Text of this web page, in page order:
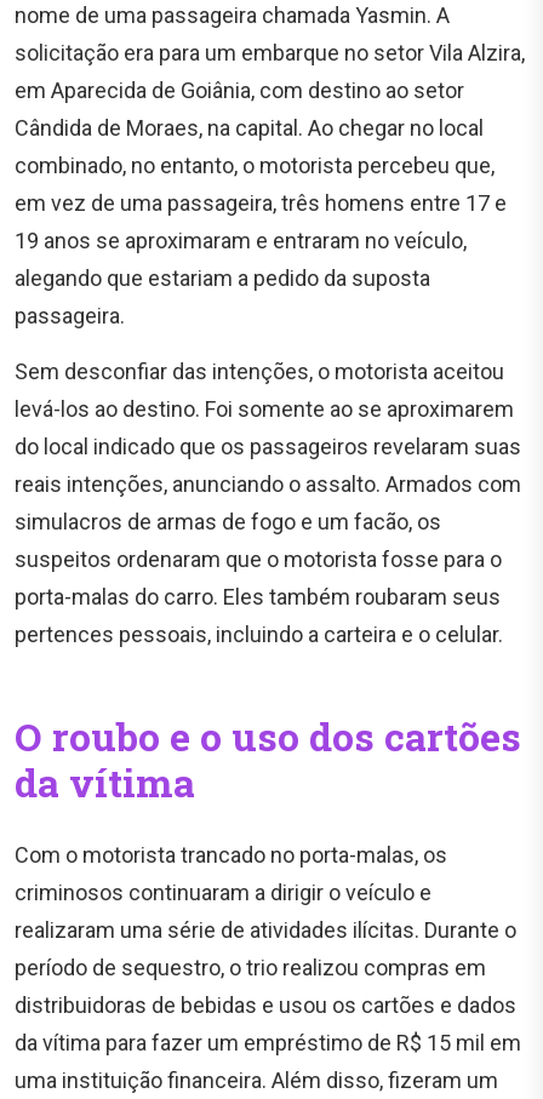
nome de uma passageira chamada Yasmin. A
solicitação era para um embarque no setor Vila Alzira,
em Aparecida de Goiânia, com destino ao setor
Cândida de Moraes, na capital. Ao chegar no local
combinado, no entanto, o motorista percebeu que,
em vez de uma passageira, três homens entre 17 e
19 anos se aproximaram e entraram no veículo,
alegando que estariam a pedido da suposta
passageira.
Sem desconfiar das intenções, o motorista aceitou
levá-los ao destino. Foi somente ao se aproximarem
do local indicado que os passageiros revelaram suas
reais intenções, anunciando o assalto. Armados com
simulacros de armas de fogo e um facão, os
suspeitos ordenaram que o motorista fosse para o
porta-malas do carro. Eles também roubaram seus
pertences pessoais, incluindo a carteira e o celular.
O roubo e o uso dos cartões
da vítima
Com o motorista trancado no porta-malas, os
criminosos continuaram a dirigir o veículo e
realizaram uma série de atividades ilícitas. Durante o
período de sequestro, o trio realizou compras em
distribuidoras de bebidas e usou os cartões e dados
da vítima para fazer um empréstimo de R$ 15 mil em
uma instituição financeira. Além disso, fizeram um